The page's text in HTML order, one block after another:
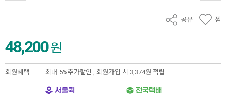
공유 찜
48,200원
회원혜택 최대 5%추가할인 , 회원가입 시 3,374원 적립